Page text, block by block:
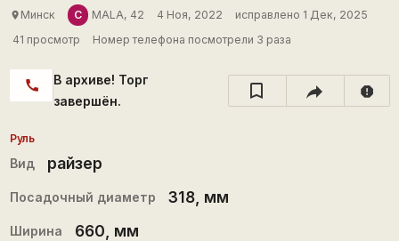
place Минск С MALA, 42 4 Ноя, 2022
исправлено 1 Дек, 2025
41 просмотр
Номер телефона посмотрели 3 раза
call
В архиве! Торг
завершён.
report
Руль
Вид райзер
Посадочный диаметр 318, мм
Ширина 660 , мм